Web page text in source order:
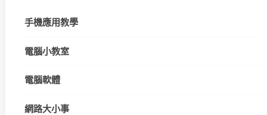
手機應用教學
電腦小教室
電腦軟體
網路大小事